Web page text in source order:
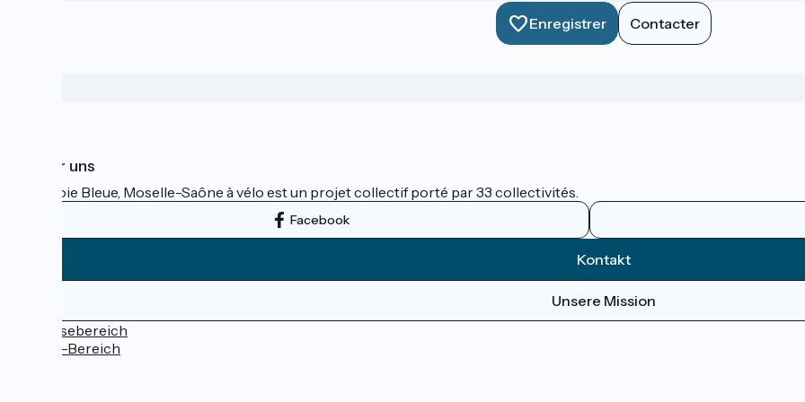
Enregistrer Contacter
Über uns
La Voie Bleue, Moselle-Saône à vélo est un projet collectif porté par 33 collectivités.
Facebook
Kontakt
Unsere Mission
Pressebereich
Profi-Bereich